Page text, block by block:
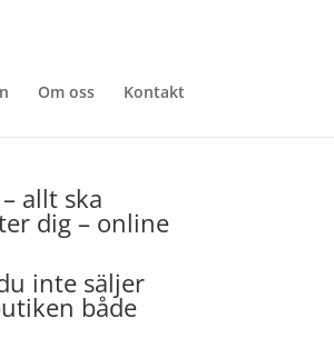
Om oss Kontakt
allt ska
dig – online
inte säljer
både